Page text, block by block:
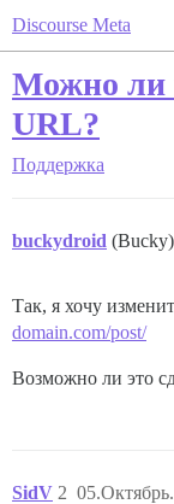
Discourse Meta
Можно ли
URL?
Поддержка
buckydroid (Bucky)
Так, я хочу
domain.com/post/
Возможно ли это
SidV 2